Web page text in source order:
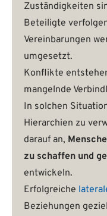
Zuständigkeiten
Beteiligte
Vereinbarungen
umgesetzt.
Konflikte
mangelnde
In solchen
Hierarchien zu
darauf an,
zu schaffen und
entwickeln.
Erfolgreiche
Beziehungen